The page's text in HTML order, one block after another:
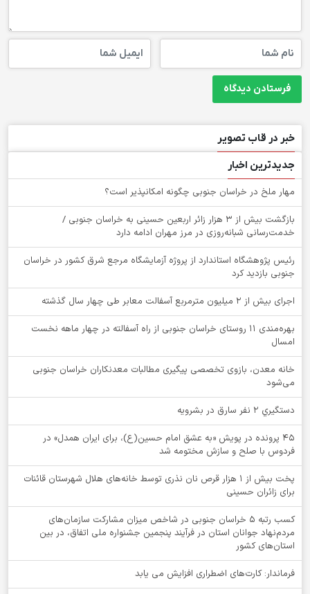
خبر در قاب تصویر
جدیدترین اخبار
‌مهار ملخ در خراسان جنوبی چگونه امکانپذیر است؟
بازگشت بیش از ۳ هزار زائر اربعین حسینی به خراسان جنوبی /
خدمت‌رسانی شبانه‌روزی در مرز مهران ادامه دارد
رئیس پژوهشگاه استاندارد از پروژه آزمایشگاه مرجع شرق کشور در خراسان
جنوبی بازدید کرد
اجرای بیش از ۲ میلیون مترمربع آسفالت معابر طی چهار سال گذشته
بهره‌مندی ۱۱ روستای خراسان جنوبی از راه آسفالته در چهار ماهه نخست
امسال
خانه معدن، بازوی تخصصی پیگیری مطالبات معدنکاران خراسان جنوبی
می‌شود
دستگيري 2 نفر سارق در بشرويه
۴۵ پرونده در پویش «به عشق امام حسین(ع)، برای ایران همدل» در
فردوس با صلح و سازش مختومه شد
پخت بیش از 1 هزار قرص نان نذری توسط خانه‌های هلال شهرستان قائنات
برای زائران حسینی
کسب رتبه ۵ خراسان جنوبی در شاخص میزان مشارکت سازمان‌های
مردم‌نهاد جوانان استان در فرآیند پنجمین جشنواره ملی اتفاق، در بین
استان‌های کشور
فرماندار: کارت‌های اضطراری افزایش می یابد